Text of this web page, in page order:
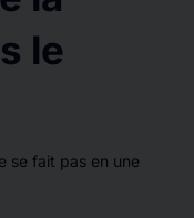
le
se fait pas en une